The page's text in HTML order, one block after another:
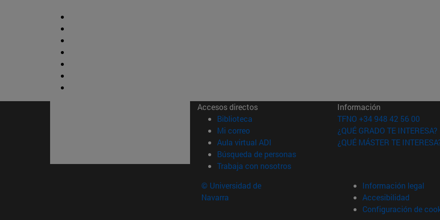
Accesos directos
Biblioteca (abre en nueva ventana)
Mi correo(abre en nueva ventana)
Aula virtual ADI (abre en nueva ventana)
Búsqueda de personas(abre en nueva ventana)
Trabaja con nosotros(abre en nueva ventana)
Información
TFNO +34 948 42 56 00
¿QUÉ GRADO TE INTERESA?
¿QUÉ MÁSTER TE
© Universidad de
Navarra
Información legal
Accesibilidad
Configuración de